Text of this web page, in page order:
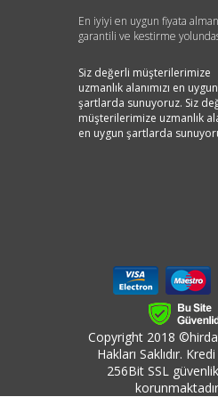
En iyiyi en uygun fiyata
garantili ve kestirme
Siz değerli müşterilerimize
uzmanlık alanımızı en uygun
şartlarda sunuyoruz. Siz
müşterilerimize uzmanlık
en uygun şartlarda
Copyright 2018
Hakları Saklıdır.
256Bit SSL